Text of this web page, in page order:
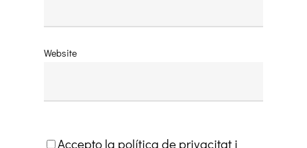
Website
Accepto la política de privacitat i